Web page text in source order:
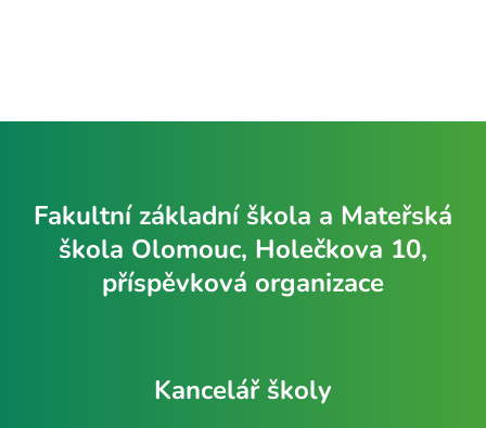
Fakultní základní škola a Mateřská
škola Olomouc, Holečkova 10,
příspěvková organizace
Kancelář školy